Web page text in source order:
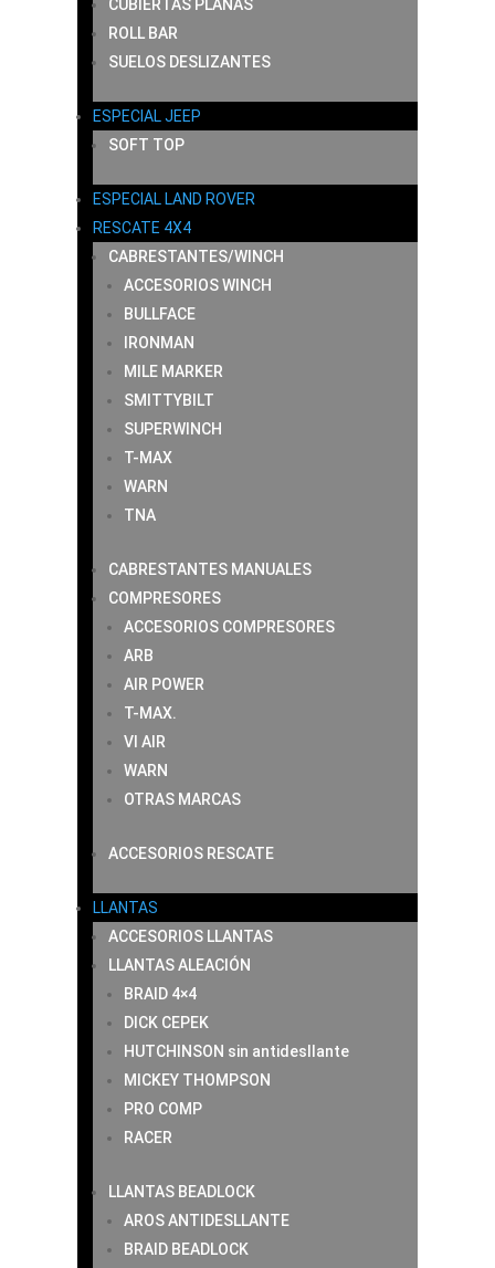
CUBIERTAS PLANAS
ROLL BAR
SUELOS DESLIZANTES
ESPECIAL JEEP
SOFT TOP
ESPECIAL LAND ROVER
RESCATE 4X4
CABRESTANTES/WINCH
ACCESORIOS WINCH
BULLFACE
IRONMAN
MILE MARKER
SMITTYBILT
SUPERWINCH
T-MAX
WARN
TNA
CABRESTANTES MANUALES
COMPRESORES
ACCESORIOS COMPRESORES
ARB
AIR POWER
T-MAX.
VI AIR
WARN
OTRAS MARCAS
ACCESORIOS RESCATE
LLANTAS
ACCESORIOS LLANTAS
LLANTAS ALEACIÓN
BRAID 4×4
DICK CEPEK
HUTCHINSON sin antidesllante
MICKEY THOMPSON
PRO COMP
RACER
LLANTAS BEADLOCK
AROS ANTIDESLLANTE
BRAID BEADLOCK